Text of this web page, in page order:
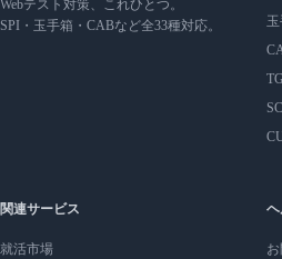
Webテスト対策、これひとつ。
SPI・玉手箱・CABなど全33種対応。
関連サービス
就活市場